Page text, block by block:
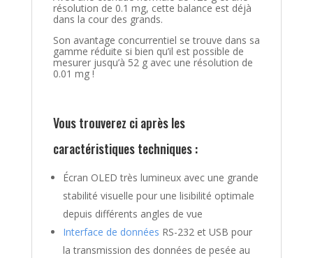
résolution de 0.1 mg, cette balance est déjà
dans la cour des grands.
Son avantage concurrentiel se trouve dans sa
gamme réduite si bien qu’il est possible de
mesurer jusqu’à 52 g avec une résolution de
0.01 mg !
Vous trouverez ci après les
caractéristiques techniques :
Écran OLED très lumineux avec une grande
stabilité visuelle pour une lisibilité optimale
depuis différents angles de vue
Interface de données RS-232 et USB pour
la transmission des données de pesée au